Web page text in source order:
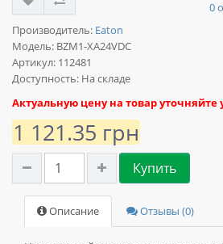
0
Производитель: Eaton
Модель: BZM1-XA24VDC
Артикул: 112481
Доступность: На складе
Актуальную цену на товар
1 121.35 грн
Купить
Описание Отзывы (0)